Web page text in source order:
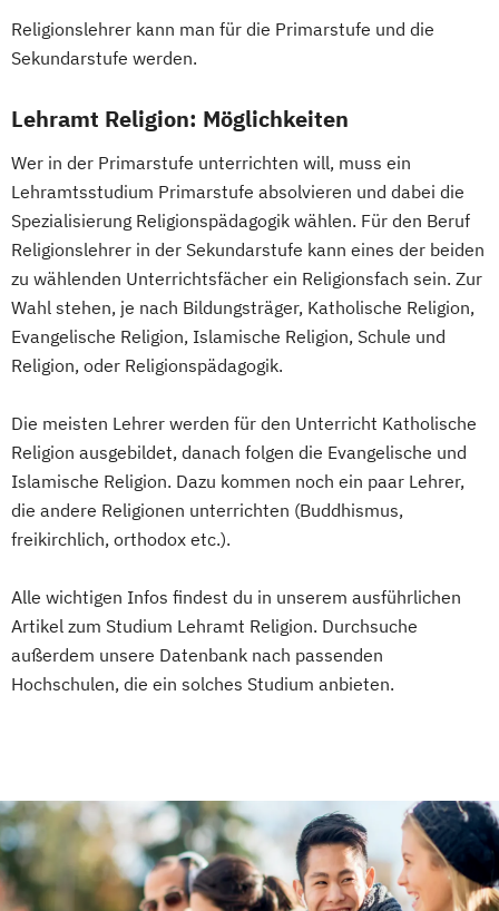
Spezialsierung
Instrumentalmusikerziehung
Erziehungswissenschaft
Europäische Ethnologie
Culture and Social Change Geographie
(Lehramt)
Nachhaltigkeit
Germanistik
Geschichte
Geschichte
Sozialkunde Politische Bildung (Lehramt)
Griechisch (Lehramt) Informatik
Informatik (Lehramt)
(Lehramt)
Instrumentalmusikerziehung (Lehramt)
Internationale Wirtschaftswissenschaften
Islamische Religion (Lehramt)
Islamische Religionspädagogik
Katholische Fachtheologie
Katholische Religion (Lehramt)
Katholische Religionspädagogik
Literatur- und Kulturwissenschaft
Material- und Nanowissenschaften
Mathematik Mathematik (Lehramt)
Mechatronik Medien
Religionslehrer kann man für die Primarstufe und die
Sekundarstufe werden.
Lehramt Religion: Möglichkeiten
Wer in der Primarstufe unterrichten will, muss ein
Lehramtsstudium Primarstufe absolvieren und dabei die
Spezialisierung Religionspädagogik wählen. Für den Beruf
Religionslehrer in der Sekundarstufe kann eines der beiden
zu wählenden Unterrichtsfächer ein Religionsfach sein. Zur
Wahl stehen, je nach Bildungsträger, Katholische Religion,
Evangelische Religion, Islamische Religion, Schule und
Religion, oder Religionspädagogik.
Die meisten Lehrer werden für den Unterricht Katholische
Religion ausgebildet, danach folgen die Evangelische und
Islamische Religion. Dazu kommen noch ein paar Lehrer,
die andere Religionen unterrichten (Buddhismus,
freikirchlich, orthodox etc.).
Alle wichtigen Infos findest du in unserem ausführlichen
Artikel zum Studium Lehramt Religion. Durchsuche
außerdem unsere Datenbank nach passenden
Hochschulen, die ein solches Studium anbieten.